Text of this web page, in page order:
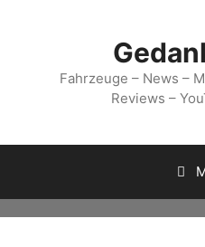
Fahrzeuge – News –
Reviews –